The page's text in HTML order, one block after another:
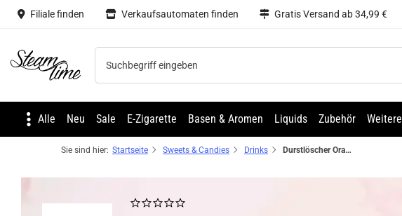
Filiale finden Verkaufsautomaten finden Gratis Versand ab 34,99 €
Steam time
Alle Neu Sale E-Zigarette Basen & Aromen Liquids Zubehör Weitere
Sie sind hier: Startseite Sweets & Candies Drinks Durstlöscher Orange 500ml Erfrischungsgetränk 500ml